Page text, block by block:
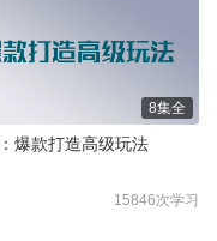
8集全
爆款打造高级玩法
15846次学习